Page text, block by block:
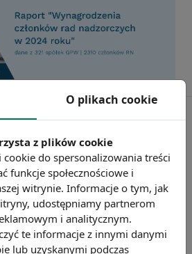
O plikach cookie
z plików cookie
do spersonalizowania treści
funkcje społecznościowe i
witrynie. Informacje o tym, jak
udostępniamy partnerom
i analitycznym.
te informacje z innymi danymi
lub uzyskanymi podczas